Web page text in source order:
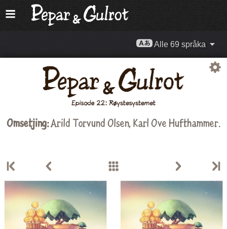
Alle 69 språka
Omsetjing:Arild Torvund Olsen,Karl Ove Hufthammer.